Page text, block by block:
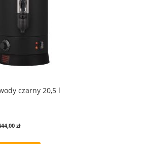
czarny 20,5 l
zł